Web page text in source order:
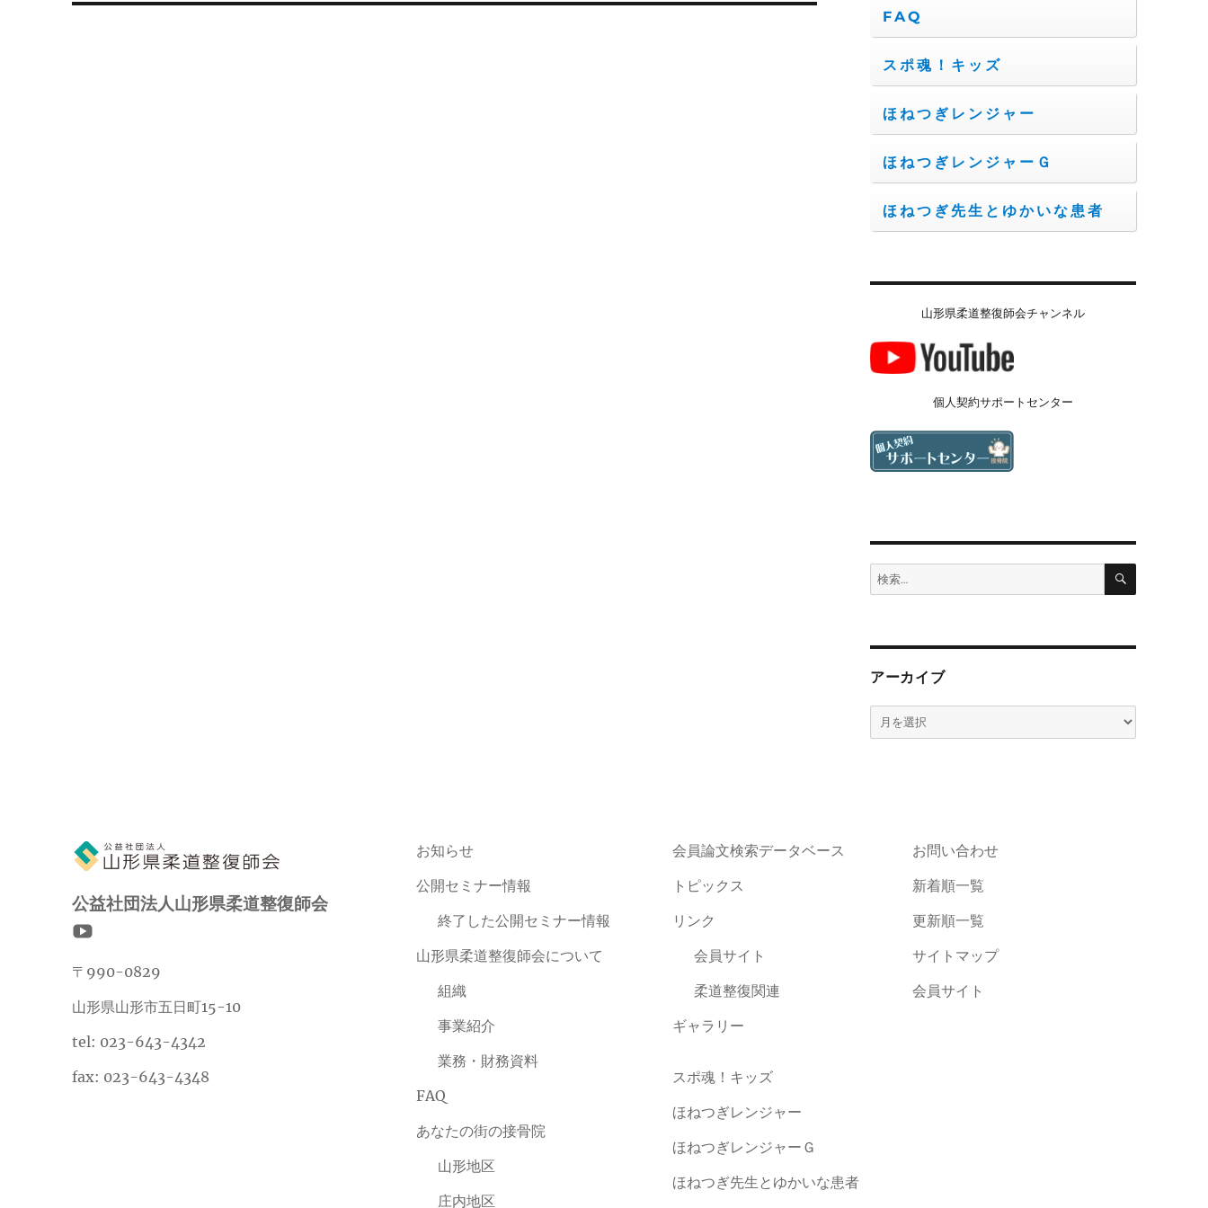
投
FAQ
スポ魂！キッズ
ほねつぎレンジャー
ほねつぎレンジャーＧ
ほねつぎ先生とゆかいな患者
山形県柔道整復師会チャンネル
個人契約サポートセンター
検
索:
検
アーカイブ
公益社団法人山形県柔道整復師会
〒990-0829
山形県山形市五日町15-10
tel: 023-643-4342
fax: 023-643-4348
お知らせ
公開セミナー情報
終了した公開セミナー情報
山形県柔道整復師会について
組織
事業紹介
業務・財務資料
FAQ
あなたの街の接骨院
山形地区
庄内地区
会員論文検索データベース
トピックス
リンク
会員サイト
柔道整復関連
ギャラリー
スポ魂！キッズ
ほねつぎレンジャー
ほねつぎレンジャーＧ
ほねつぎ先生とゆかいな患者
お問い合わせ
新着順一覧
更新順一覧
サイトマップ
会員サイト